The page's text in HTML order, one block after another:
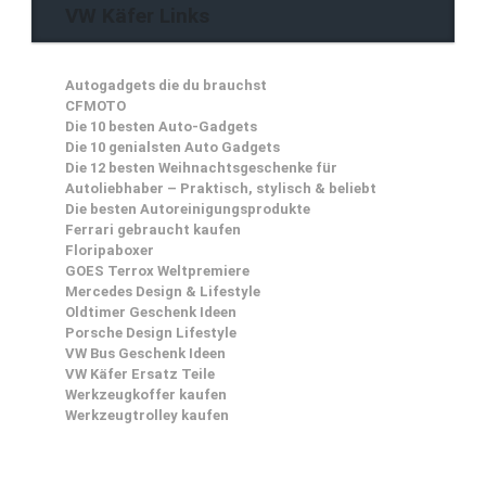
Autogadgets die du brauchst
CFMOTO
Die 10 besten Auto-Gadgets
Die 10 genialsten Auto Gadgets
Die 12 besten Weihnachtsgeschenke für
Autoliebhaber – Praktisch, stylisch & beliebt
Die besten Autoreinigungsprodukte
Ferrari gebraucht kaufen
Floripaboxer
GOES Terrox Weltpremiere
Mercedes Design & Lifestyle
Oldtimer Geschenk Ideen
Porsche Design Lifestyle
VW Bus Geschenk Ideen
VW Käfer Ersatz Teile
Werkzeugkoffer kaufen
Werkzeugtrolley kaufen